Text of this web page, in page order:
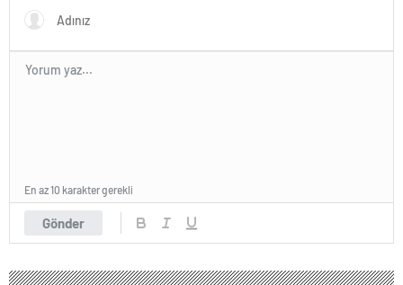
Gönder
En az 10 karakter gerekli